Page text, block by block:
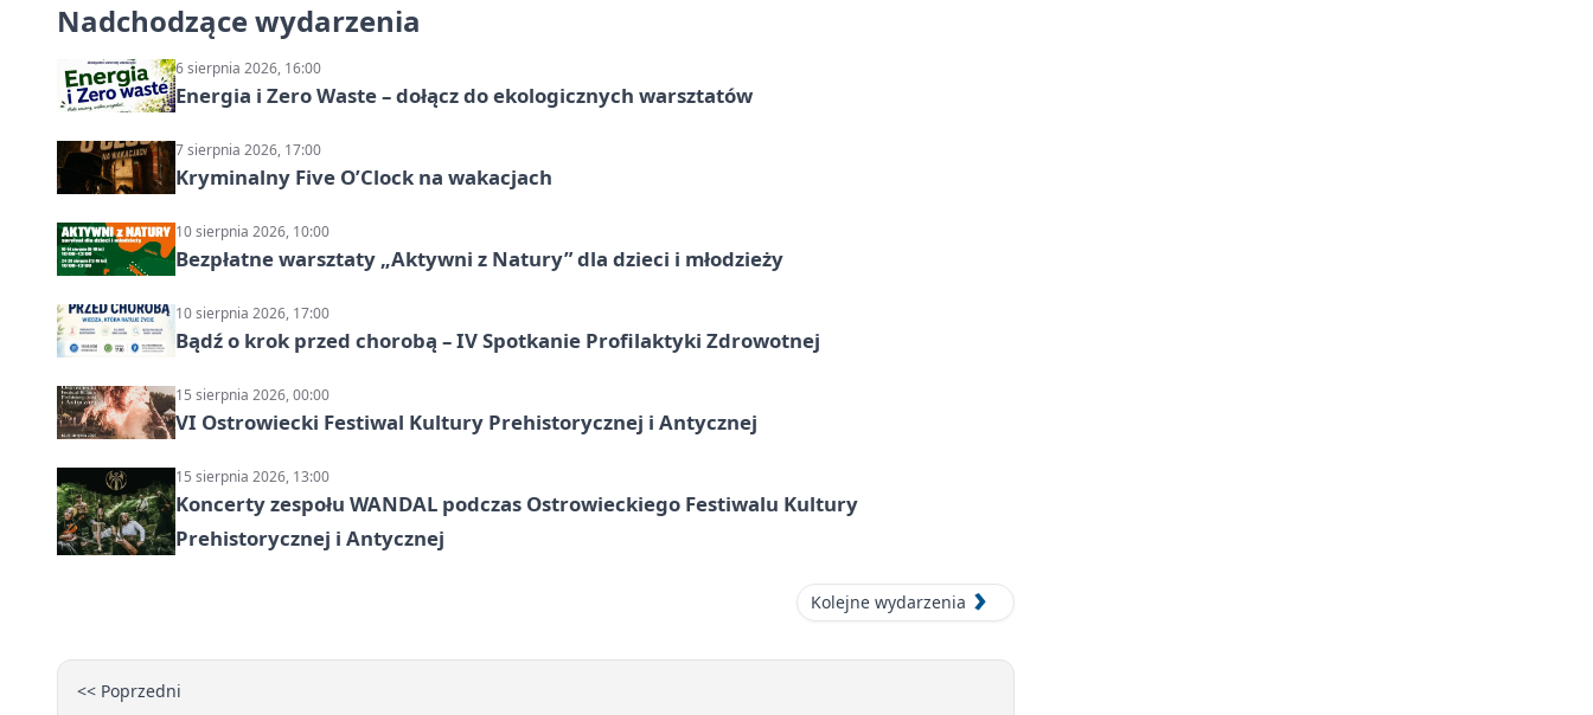
Nadchodzące wydarzenia
6 sierpnia 2026, 16:00
Energia i Zero Waste – dołącz do ekologicznych warsztatów
7 sierpnia 2026, 17:00
Kryminalny Five O’Clock na wakacjach
10 sierpnia 2026, 10:00
Bezpłatne warsztaty „Aktywni z Natury” dla dzieci i młodzieży
10 sierpnia 2026, 17:00
Bądź o krok przed chorobą – IV Spotkanie Profilaktyki Zdrowotnej
15 sierpnia 2026, 00:00
VI Ostrowiecki Festiwal Kultury Prehistorycznej i Antycznej
15 sierpnia 2026, 13:00
Koncerty zespołu WANDAL podczas Ostrowieckiego Festiwalu Kultury
Prehistorycznej i Antycznej
Kolejne wydarzenia
<< Poprzedni